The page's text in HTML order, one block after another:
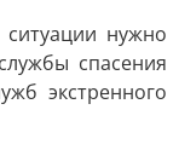
нужно
спасения
экстренного